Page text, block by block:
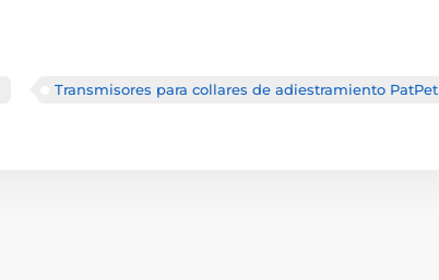
Transmisores para collares de adiestramiento PatPet